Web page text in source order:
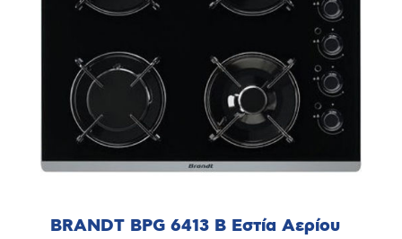
BRANDT BPG 6413 B Εστία Αερίου